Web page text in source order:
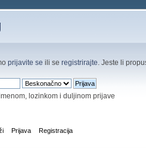
prijavite se ili se registrirajte . Jeste li
lozinkom i duljinom prijave
Prijava Registracija